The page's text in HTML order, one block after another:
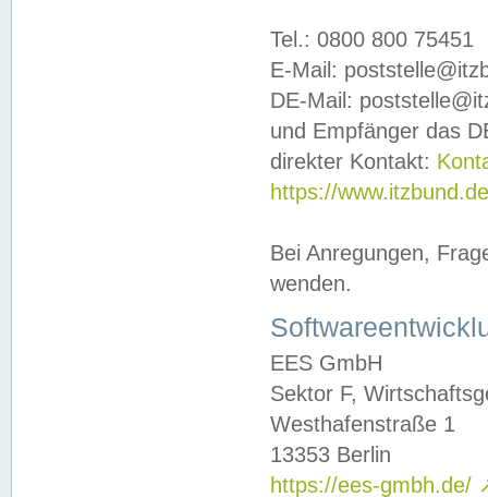
Tel.: 0800 800 75451
E-Mail:
DE-Mail:
und Empfänger das
direkter Kontakt:
https://
Bei Anregungen,
wenden.
EES GmbH
Sektor F,
Westhafenstraße 1
13353 Berlin
https://ees-gmbh.de/